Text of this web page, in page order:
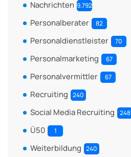
Nachrichten 9.792
Personalberater 82
Personaldienstleister 70
Personalmarketing 67
Personalvermittler 67
Recruiting 240
Social Media Recruiting 248
Ü50 1
Weiterbildung 240